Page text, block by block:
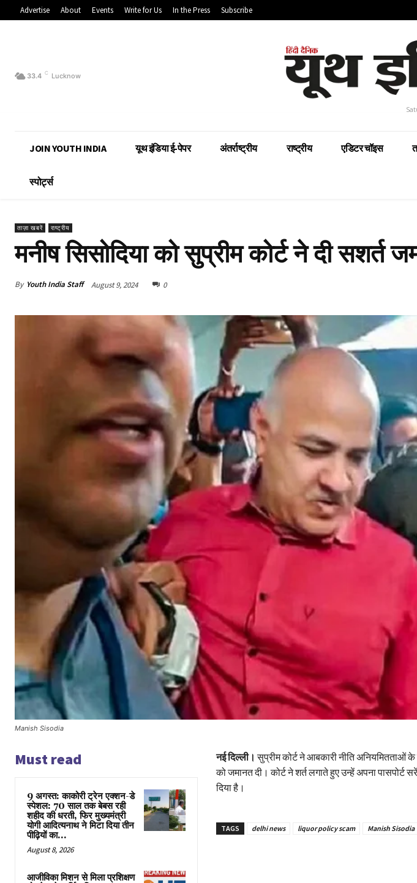
Advertise About Events Write for Us In the Press Subscribe
33.4 C Lucknow
JOIN YOUTH INDIA यूथ इंडिया ई-पेपर अंतर्राष्ट्रीय राष्ट्रीय एडिटर चॉइस
स्पोर्ट्स
ताज़ा खबरें राष्ट्रीय
मनीष सिसोदिया को सुप्रीम कोर्ट ने दी सशर्त
By Youth India Staff August 9, 2024 0
Manish Sisodia
Must read
9 अगस्त: काकोरी ट्रेन एक्शन-डे
स्पेशल: 70 साल तक बेबस रही
शहीद की धरती, फिर मुख्यमंत्री
योगी आदित्यनाथ ने मिटा दिया तीन
पीढ़ियों का...
August 8, 2026
आजीविका मिशन से मिला प्रशिक्षण
नई दिल्ली। सुप्रीम कोर्ट ने आबकारी नीति अनियमितताओं
को जमानत दी। कोर्ट ने शर्त लगाते हुए उन्हें अपना पासपोर्ट
दिया है।
TAGS delhi news liquor policy scam Manish Sisodia